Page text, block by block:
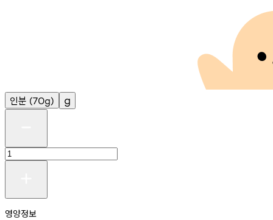
인분 (70g) g
영양정보